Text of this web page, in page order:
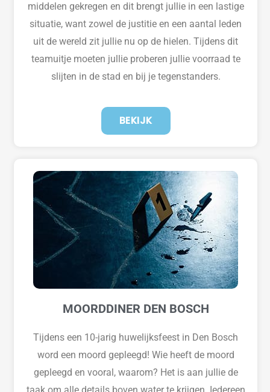
middelen gekregen en dit brengt jullie in een lastige
situatie, want zowel de justitie en een aantal leden
uit de wereld zit jullie nu op de hielen. Tijdens dit
teamuitje moeten jullie proberen jullie voorraad te
slijten in de stad en bij je tegenstanders.
BEKIJK
MOORDDINER DEN BOSCH
Tijdens een 10-jarig huwelijksfeest in Den Bosch
word een moord gepleegd! Wie heeft de moord
gepleegd en vooral, waarom? Het is aan jullie de